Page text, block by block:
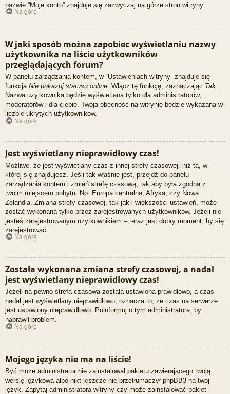
nazwie “Moje konto” znajduje się zazwyczaj na górze stron witryny.
Na górę
W jaki sposób można zapobiec wyświetlaniu nazwy
użytkownika na liście użytkowników
przeglądających forum?
W panelu zarządzania kontem, w “Ustawieniach witryny” znajduje się
funkcja Nie pokazuj statusu online. Włącz tę funkcję, zaznaczając Tak.
Nazwa użytkownika będzie wyświetlana tylko dla administratorów,
moderatorów i dla ciebie. Twoja obecność na witrynie będzie wykazana w
liczbie ukrytych użytkowników.
Na górę
Jest wyświetlany nieprawidłowy czas!
Możliwe, że jest wyświetlany czas z innej strefy czasowej, niż ta, w
której się znajdujesz. Jeśli tak właśnie jest, przejdź do panelu
zarządzania kontem i zmień strefę czasową, tak aby była zgodna z
twoim miejscem pobytu. Np. Europa centralna, Afryka, czy Nowa
Zelandia. Zmiana strefy czasowej, tak jak i większości ustawień, może
zostać wykonana tylko przez zarejestrowanych użytkowników. Jeżeli nie
jesteś zarejestrowanym użytkownikiem – teraz jest dobry moment, by się
zarejestrować.
Na górę
Została wykonana zmiana strefy czasowej, a nadal
jest wyświetlany nieprawidłowy czas!
Jeżeli na pewno strefa czasowa została ustawiona prawidłowo, a czas
nadal jest wyświetlany nieprawidłowo, oznacza to, że czas na serwerze
jest ustawiony nieprawidłowo. Poinformuj o tym administratora, by
naprawił problem.
Na górę
Mojego języka nie ma na liście!
Być może administrator nie zainstalował pakietu zawierającego twoją
wersję językową albo nikt jeszcze nie przetłumaczył phpBB3 na twój
język. Zapytaj administratora witryny czy może zainstalować pakiet